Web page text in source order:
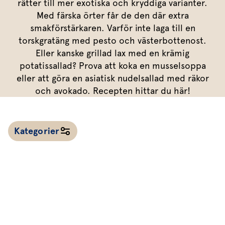
Dressing
Vinägrett
Örtolja
Marinad
Kryddsmör
Örtsalt & rub
Timjan
Oregano
Citronmeliss
Allt om sallat
Vårt sortiment
Våra färska örter
Fixa vinägretten
Dressingen gör salladen
rätter till mer exotiska och kryddiga varianter.
Med färska örter får de den där extra
smakförstärkaren. Varför inte laga till en
torskgratäng med pesto och västerbottenost.
Eller kanske grillad lax med en krämig
potatissallad? Prova att koka en musselsoppa
eller att göra en asiatisk nudelsallad med räkor
och avokado. Recepten hittar du här!
Kategorier